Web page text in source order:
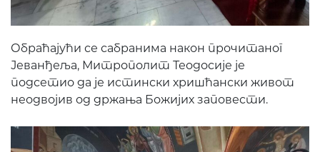
Обраћајући се сабранима након прочитаног
Јеванђеља, Митрополит Теодосије је
подсетио да је истински хришћански живот
неодвојив од држања Божијих заповести.